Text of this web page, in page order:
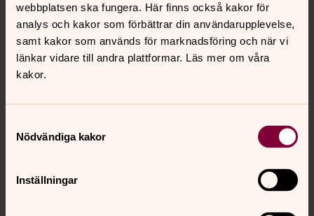
webbplatsen ska fungera. Här finns också kakor för
analys och kakor som förbättrar din användarupplevelse,
samt kakor som används för marknadsföring och när vi
länkar vidare till andra plattformar. Läs mer om våra
kakor.
Nödvändiga kakor
Inställningar
Kontakt
Kalender
Sociala kanaler